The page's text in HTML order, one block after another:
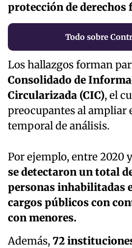
protección de derechos
Todo sobre
Los hallazgos forman
Consolidado de
Circularizada (CIC), el
preocupantes al ampliar
temporal de análisis.
Por ejemplo, entre 2020
se detectaron un total
personas inhabilitadas
cargos públicos con
con menores.
Además, 72